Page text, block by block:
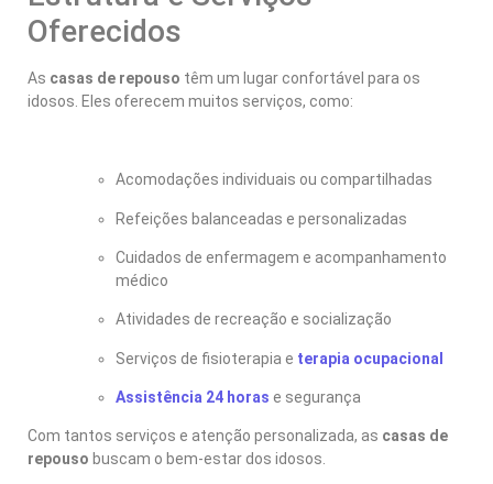
Oferecidos
As casas de repouso têm um lugar confortável para os
idosos. Eles oferecem muitos serviços, como:
Acomodações individuais ou compartilhadas
Refeições balanceadas e personalizadas
Cuidados de enfermagem e acompanhamento
médico
Atividades de recreação e socialização
Serviços de fisioterapia e terapia ocupacional
Assistência 24 horas e segurança
Com tantos serviços e atenção personalizada, as casas de
repouso buscam o bem-estar dos idosos.